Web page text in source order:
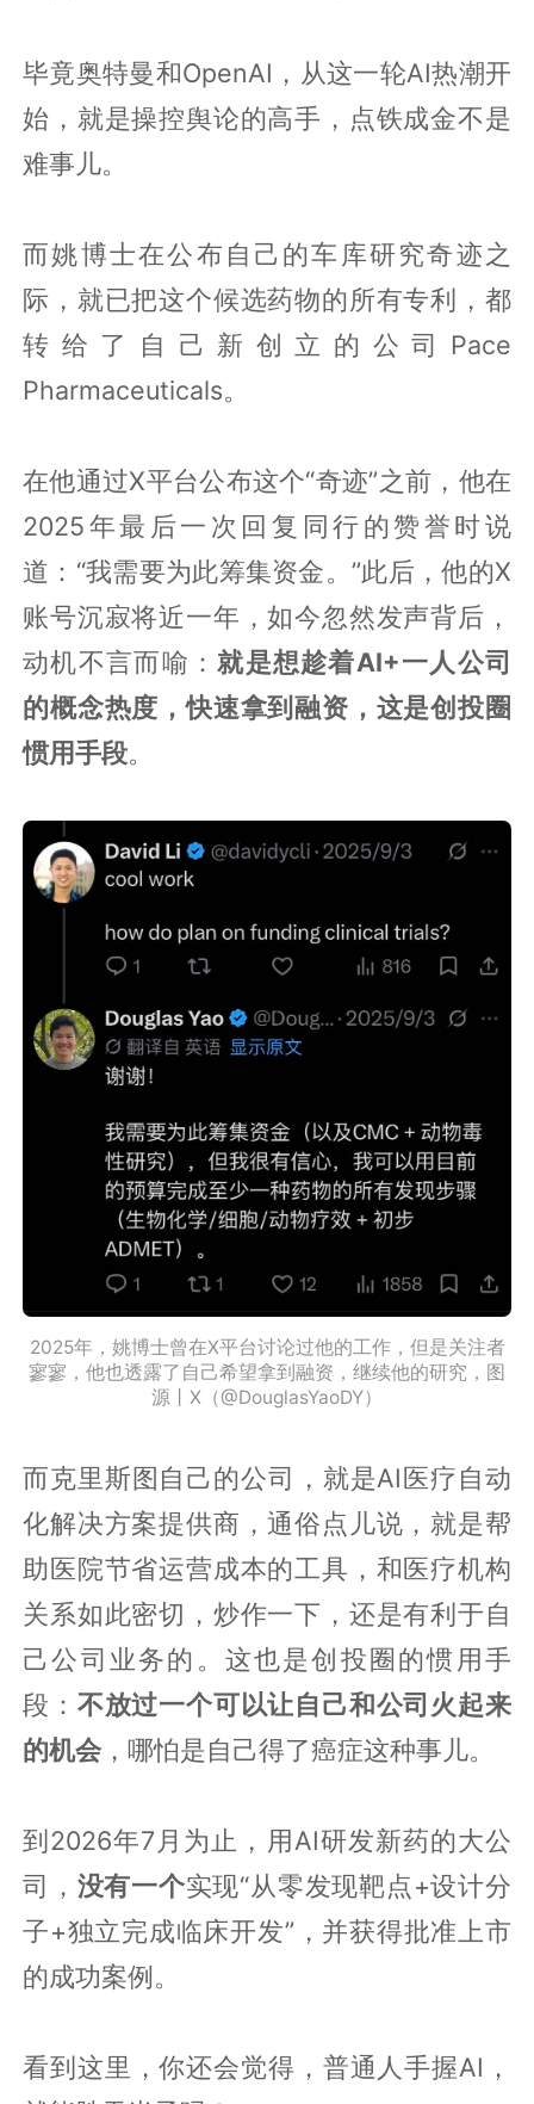
毕竟奥特曼和OpenAI，从这一轮AI热潮开
始，就是操控舆论的高手，点铁成金不是
难事儿。
而姚博士在公布自己的车库研究奇迹之
际，就已把这个候选药物的所有专利，都
转给了自己新创立的公司Pace
Pharmaceuticals。
在他通过X平台公布这个“奇迹”之前，他在
2025年最后一次回复同行的赞誉时说
道：“我需要为此筹集资金。”此后，他的X
账号沉寂将近一年，如今忽然发声背后，
动机不言而喻：就是想趁着AI+一人公司
的概念热度，快速拿到融资，这是创投圈
惯用手段。
2025年，姚博士曾在X平台讨论过他的工作，但是关注者
寥寥，他也透露了自己希望拿到融资，继续他的研究，图
源丨X（@DouglasYaoDY）
而克里斯图自己的公司，就是AI医疗自动
化解决方案提供商，通俗点儿说，就是帮
助医院节省运营成本的工具，和医疗机构
关系如此密切，炒作一下，还是有利于自
己公司业务的。这也是创投圈的惯用手
段： 不放过一个可以让自己和公司火起来
的机会 ，哪怕是自己得了癌症这种事儿。
到2026年7月为止，用AI研发新药的大公
司， 没有一个实现“从零发现靶点+设计分
子+独立完成临床开发”，并获得批准上市
的成功案例。
看到这里，你还会觉得，普通人手握AI，